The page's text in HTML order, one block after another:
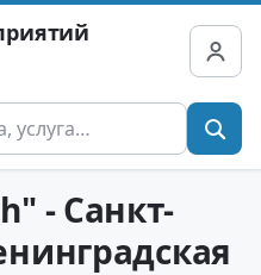
- Санкт-